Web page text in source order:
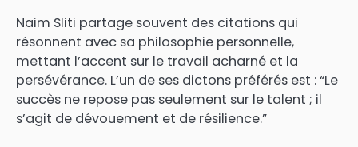
Naim Sliti partage souvent des citations qui
résonnent avec sa philosophie personnelle,
mettant l’accent sur le travail acharné et la
persévérance. L’un de ses dictons préférés est : “Le
succès ne repose pas seulement sur le talent ; il
s’agit de dévouement et de résilience.”